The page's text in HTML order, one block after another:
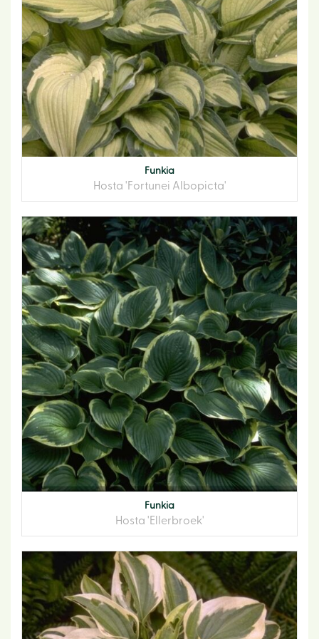
Funkia
Hosta 'Fortunei Albopicta'
Funkia
Hosta 'Ellerbroek'